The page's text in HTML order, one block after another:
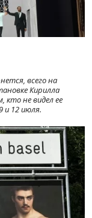
всего на
Кирилла
кто не видел ее
и 12 июля.